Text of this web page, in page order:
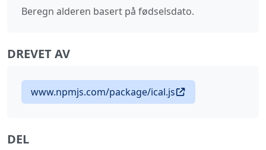
Beregn alderen basert på fødselsdato.
DREVET AV
www.npmjs.com/package/ical.js
DEL